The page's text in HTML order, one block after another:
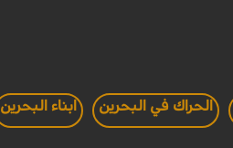
الحراك في البحرين ابناء البحرين